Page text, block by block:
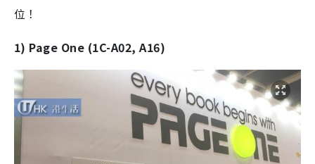
位！
1) Page One (1C-A02, A16)